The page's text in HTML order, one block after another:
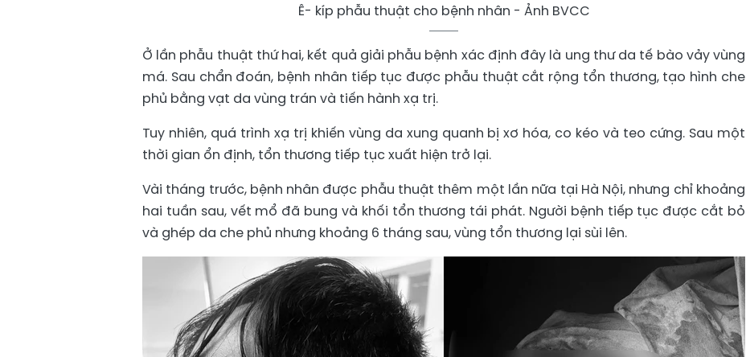
Ê- kíp phẫu thuật cho bệnh nhân - Ảnh BVCC
Ở lần phẫu thuật thứ hai, kết quả giải phẫu bệnh xác định đây là ung thư da tế bào vảy vùng
má. Sau chẩn đoán, bệnh nhân tiếp tục được phẫu thuật cắt rộng tổn thương, tạo hình che
phủ bằng vạt da vùng trán và tiến hành xạ trị.
Tuy nhiên, quá trình xạ trị khiến vùng da xung quanh bị xơ hóa, co kéo và teo cứng. Sau một
thời gian ổn định, tổn thương tiếp tục xuất hiện trở lại.
Vài tháng trước, bệnh nhân được phẫu thuật thêm một lần nữa tại Hà Nội, nhưng chỉ khoảng
hai tuần sau, vết mổ đã bung và khối tổn thương tái phát. Người bệnh tiếp tục được cắt bỏ
và ghép da che phủ nhưng khoảng 6 tháng sau, vùng tổn thương lại sùi lên.